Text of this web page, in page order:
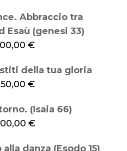
Abbraccio tra
Esaù (genesi 33)
€
della tua gloria
€
(Isaia 66)
€
danza (Esodo 15)